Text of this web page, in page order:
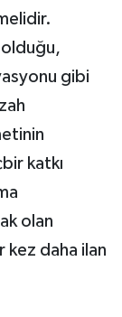
olduğu,
gibi
katkı
olan
daha ilan